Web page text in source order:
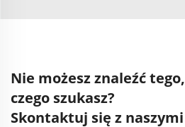
Nie możesz znaleźć tego,
czego szukasz?
Skontaktuj się z naszymi